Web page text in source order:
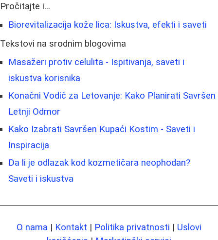
Pročitajte i...
Biorevitalizacija kože lica: Iskustva, efekti i saveti
Tekstovi na srodnim blogovima
Masažeri protiv celulita - Ispitivanja, saveti i
iskustva korisnika
Konačni Vodič za Letovanje: Kako Planirati Savršen
Letnji Odmor
Kako Izabrati Savršen Kupaći Kostim - Saveti i
Inspiracija
Da li je odlazak kod kozmetičara neophodan?
Saveti i iskustva
O nama | Kontakt | Politika privatnosti | Uslovi